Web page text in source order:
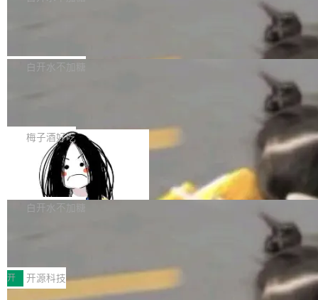
获配9...
题，该问题可能导致在旧版 Linux 内核...
P）！这一里程碑不仅标志着 Fluss 迈入新的发
长期停止内容更新，未能实现其作为“AI版维基百
提交的编辑请求也长期处于待处理状态。 Groki
pedia 于去年底上线，定位为由人工智能生成内
容的百科平台，被马斯克视为传统众包百科网站
维基百科的替代方案。Lawfare 调查发现，无论
热门页面还是低关注度页面，均未出现近期更
白开水不加糖
是这样的：配 MessageSource 的 Bean、写 R
eloadableResourceBundleMessageSource、
声明 LocaleResolver、注册 LocaleChangeInt
erceptor…五六步之后才能看到第一行翻译文
本。 Solon 换了个方式。整个 i18n 模块围绕三
梅子酒好吃
Apache Doris 4.1 全面增强 Iceberg：
支持 UPDATE、MERGE INTO 与 Iceb
erg V3
Apache Doris 4.1 要补齐的，正是缺失的那一
半。在已有查询能力的基础上，Doris 进一步支
常维护操作，并完整支持 Iceberg V3 格式。
白开水不加糖
村国家自主创新示范区会议中心开幕。本届大会
由中关村智联软件服务业质量创新联盟主办，以
开 开源科技